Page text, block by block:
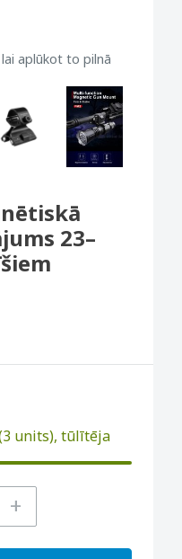
aplūkot to pilnā
23–
units), tūlītēja
+